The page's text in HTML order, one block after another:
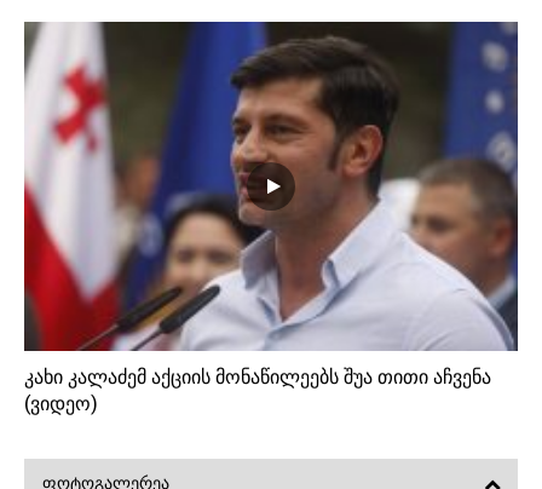
კახი კალაძემ აქციის მონაწილეებს შუა თითი აჩვენა
(ვიდეო)
ᲤᲝᲢᲝᲒᲐᲚᲔᲠᲔᲐ